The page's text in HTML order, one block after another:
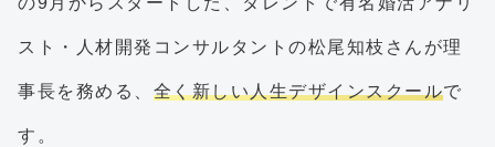
スト・人材開発コンサルタントの松尾知枝さんが理
事長を務める、 全く新しい人生デザインスクールで
す。